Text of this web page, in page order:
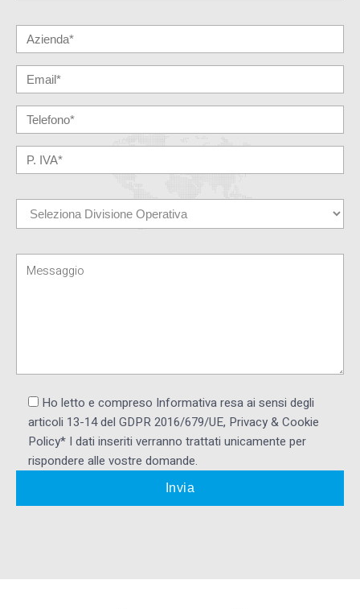
Ho letto e compreso Informativa resa ai ​sensi degli
articoli 13-14 del GDPR 2016/679/UE, Privacy & Cookie
Policy* I dati inseriti verranno trattati unicamente per
rispondere alle vostre domande.